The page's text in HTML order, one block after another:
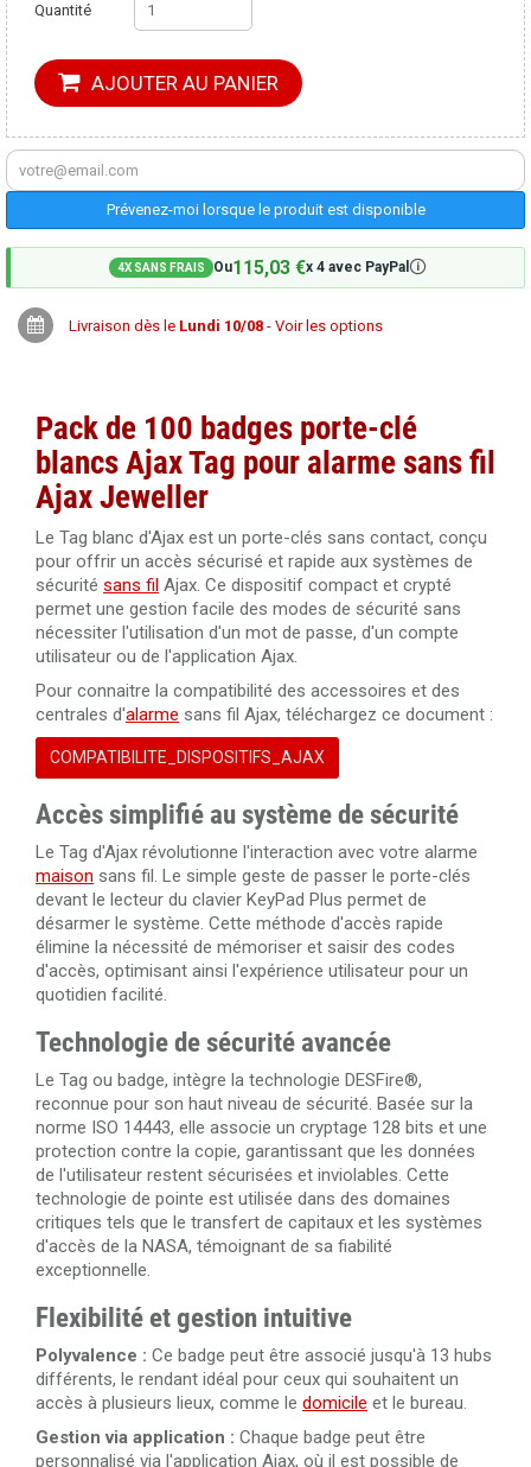
Quantité
AJOUTER AU PANIER
Prévenez-moi lorsque le produit est disponible
4X SANS FRAIS Ou115,03 €x 4 avec PayPal🛈
Livraison dès le Lundi 10/08 - Voir les options
Pack de 100 badges porte-clé
blancs Ajax Tag pour alarme sans fil
Ajax Jeweller
Le Tag blanc d'Ajax est un porte-clés sans contact, conçu
pour offrir un accès sécurisé et rapide aux systèmes de
sécurité sans fil Ajax. Ce dispositif compact et crypté
permet une gestion facile des modes de sécurité sans
nécessiter l'utilisation d'un mot de passe, d'un compte
utilisateur ou de l'application Ajax.
Pour connaitre la compatibilité des accessoires et des
centrales d'alarme sans fil Ajax, téléchargez ce document :
COMPATIBILITE_DISPOSITIFS_AJAX
Accès simplifié au système de sécurité
Le Tag d'Ajax révolutionne l'interaction avec votre alarme
maison sans fil. Le simple geste de passer le porte-clés
devant le lecteur du clavier KeyPad Plus permet de
désarmer le système. Cette méthode d'accès rapide
élimine la nécessité de mémoriser et saisir des codes
d'accès, optimisant ainsi l'expérience utilisateur pour un
quotidien facilité.
Technologie de sécurité avancée
Le Tag ou badge, intègre la technologie DESFire®,
reconnue pour son haut niveau de sécurité. Basée sur la
norme ISO 14443, elle associe un cryptage 128 bits et une
protection contre la copie, garantissant que les données
de l'utilisateur restent sécurisées et inviolables. Cette
technologie de pointe est utilisée dans des domaines
critiques tels que le transfert de capitaux et les systèmes
d'accès de la NASA, témoignant de sa fiabilité
exceptionnelle.
Flexibilité et gestion intuitive
Polyvalence : Ce badge peut être associé jusqu'à 13 hubs
différents, le rendant idéal pour ceux qui souhaitent un
accès à plusieurs lieux, comme le domicile et le bureau.
Gestion via application : Chaque badge peut être
personnalisé via l'application Ajax, où il est possible de